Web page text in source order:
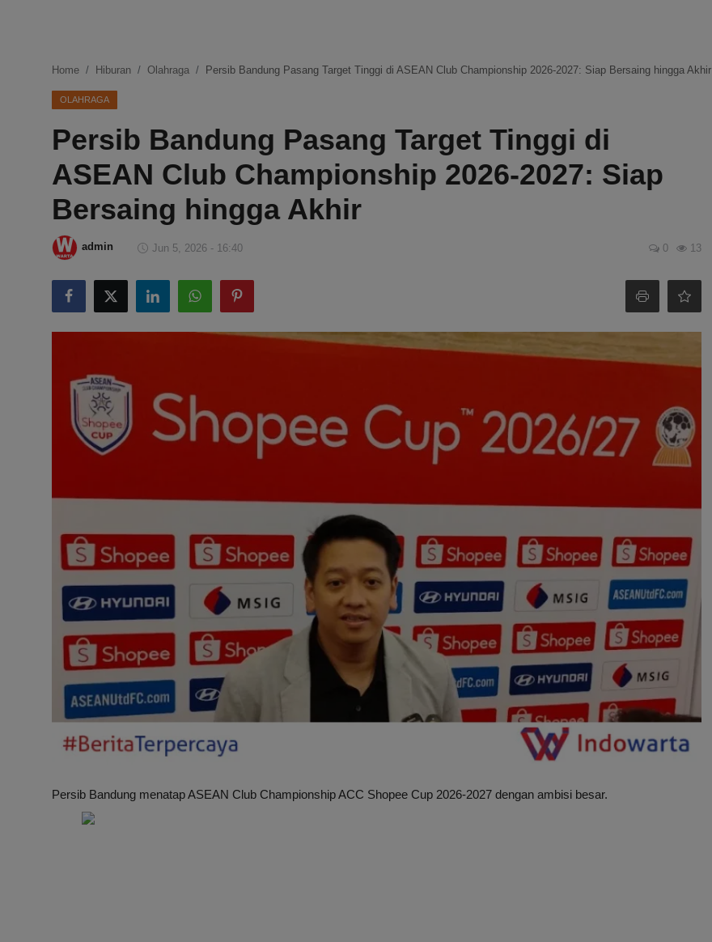
Ekonomi
Internasional
Teknologi
Hiburan
Kesehatan
Home Hiburan Olahraga Persib Bandung Pasang Target Tinggi di ASEAN Club Championship 2026-2027: Siap Bersaing hingga Akhir
OLAHRAGA
Persib Bandung Pasang Target Tinggi di
ASEAN Club Championship 2026-2027: Siap
Bersaing hingga Akhir
admin Jun 5, 2026 - 16:40 0 13
Persib Bandung menatap ASEAN Club Championship ACC Shopee Cup 2026-2027 dengan ambisi besar.